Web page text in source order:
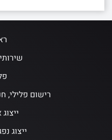
רישום פלילי,
ייצוג